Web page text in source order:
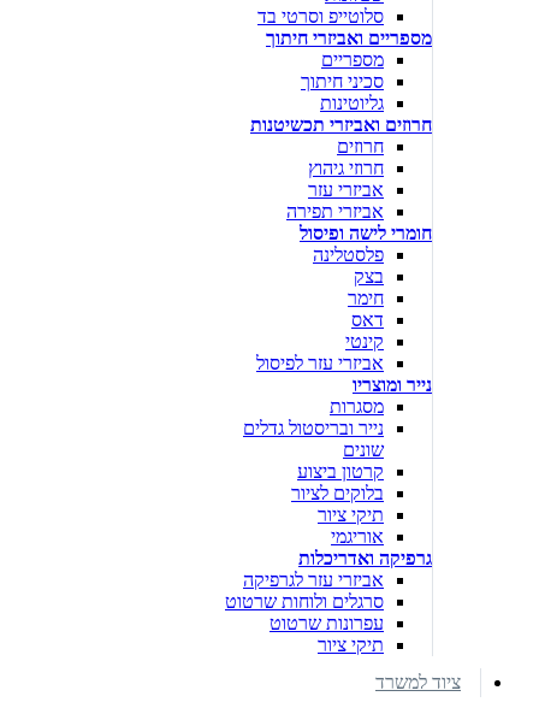
סלוטייפ וסרטי בד
מספריים ואביזרי חיתוך
מספריים
סכיני חיתוך
גליוטינות
חרוזים ואביזרי תכשיטנות
חרוזים
חרוזי גיהוץ
אביזרי עזר
אביזרי תפירה
חומרי לישה ופיסול
פלסטלינה
בצק
חימר
דאס
קינטי
אביזרי עזר לפיסול
נייר ומוצריו
מסגרות
נייר ובריסטול גדלים
שונים
קרטון ביצוע
בלוקים לציור
תיקי ציור
אוריגמי
גרפיקה ואדריכלות
אביזרי עזר לגרפיקה
סרגלים ולוחות שרטוט
עפרונות שרטוט
תיקי ציור
ציוד למשרד